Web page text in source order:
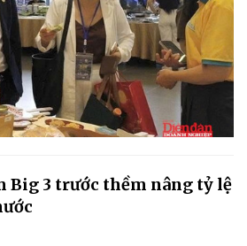
Big 3 trước thềm nâng tỷ lệ